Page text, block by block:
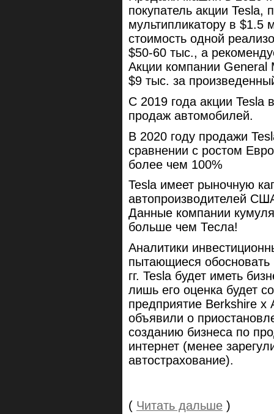
покупатель акции Tesla,
мультипликатору в $1.5
стоимость одной
$50-60 тыс., а
Акции компании General
$9 тыс. за
С 2019 года акции Tesla
продаж автомобилей.
В 2020 году продажи
сравнении с ростом
более чем 100%
Tesla имеет рыночную
автопроизводителей
Данные компании
больше чем Тесла!
Аналитики
пытающиеся
гг. Tesla будет иметь
лишь его оценка будет
предприятие Berkshire
объявили о
созданию бизнеса по
интернет (менее
автострахование).
( Читать дальше )